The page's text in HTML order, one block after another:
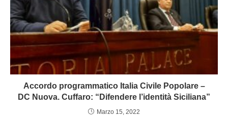
Accordo programmatico Italia Civile Popolare –
DC Nuova. Cuffaro: “Difendere l’identità Siciliana”
Marzo 15, 2022